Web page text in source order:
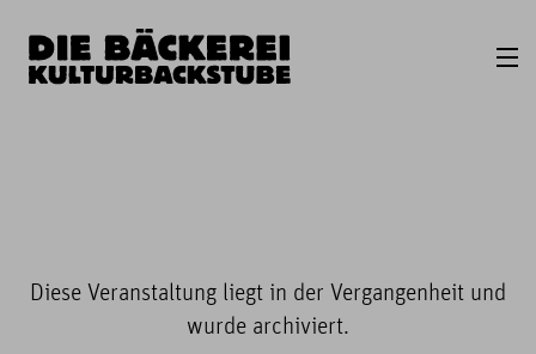
Diese Veranstaltung liegt in der Vergangenheit und
wurde archiviert.